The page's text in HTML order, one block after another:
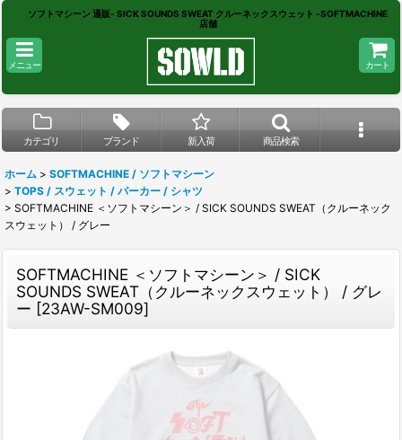
ソフトマシーン 通販- SICK SOUNDS SWEAT クルーネックスウェット -SOFTMACHINE
店舗
メニュー カート
カテゴリ ブランド 新入荷 商品検索
ホーム > SOFTMACHINE / ソフトマシーン
> TOPS / スウェット / パーカー / シャツ
> SOFTMACHINE ＜ソフトマシーン＞ / SICK SOUNDS SWEAT（クルーネック
スウェット） / グレー
SOFTMACHINE ＜ソフトマシーン＞ / SICK
SOUNDS SWEAT（クルーネックスウェット） / グレ
ー [23AW-SM009]